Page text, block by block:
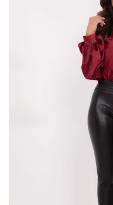
Jak wyglądają
Modne spodnie z eko
pięknie podkreślają
doskonałą alternatywą
jeansowych, dlatego też